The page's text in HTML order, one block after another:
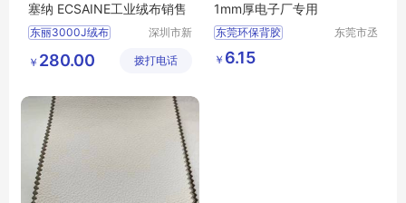
塞纳 ECSAINE工业绒布销售
东丽3000J绒布
TORYA3000J
3000J绒布批发
深圳市新
链有限公
￥ 280.00 拨打电话
1mm厚电子厂专用
东莞环保背胶
珍珠棉背胶
珍珠棉单面背胶
东莞市丞
￥ 6.15